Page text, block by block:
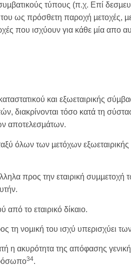
τύπους (π.χ. Επί
ως πρόσθετη παροχή µετοχές,
που ισχύουν για κάθε µία απο
και εξωεταιρικής
διακρίνονται τόσο κατά τη
αποτελεσµάτων.
όλων των µετόχων
προς την εταιρική
από το εταιρικό δίκαιο.
τη νοµική του ισχύ υπερισχύει
η ακυρότητα της απόφασης
34.